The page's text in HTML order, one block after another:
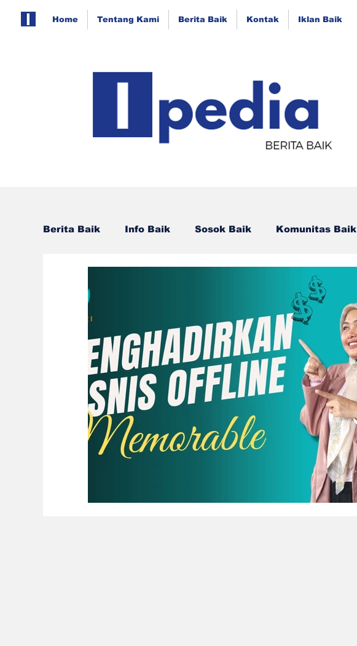
Home Tentang Kami Berita Baik Kontak Iklan Baik
Berita Baik Info Baik Sosok Baik Komunitas Baik